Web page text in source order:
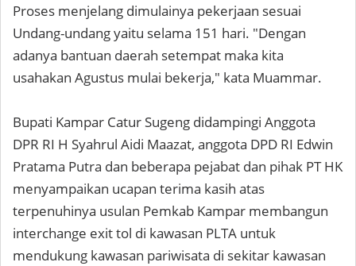
Proses menjelang dimulainya pekerjaan sesuai
Undang-undang yaitu selama 151 hari. "Dengan
adanya bantuan daerah setempat maka kita
usahakan Agustus mulai bekerja," kata Muammar.
Bupati Kampar Catur Sugeng didampingi Anggota
DPR RI H Syahrul Aidi Maazat, anggota DPD RI Edwin
Pratama Putra dan beberapa pejabat dan pihak PT HK
menyampaikan ucapan terima kasih atas
terpenuhinya usulan Pemkab Kampar membangun
interchange exit tol di kawasan PLTA untuk
mendukung kawasan pariwisata di sekitar kawasan